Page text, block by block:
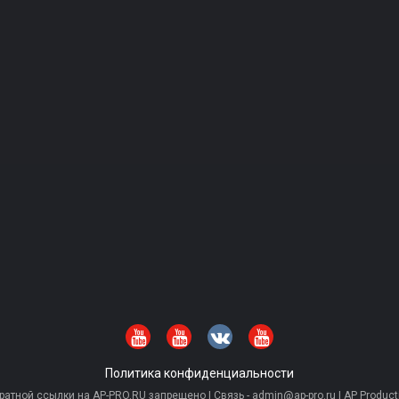
Политика конфиденциальности
ссылки на AP-PRO.RU запрещено | Связь - admin@ap-pro.ru | AP